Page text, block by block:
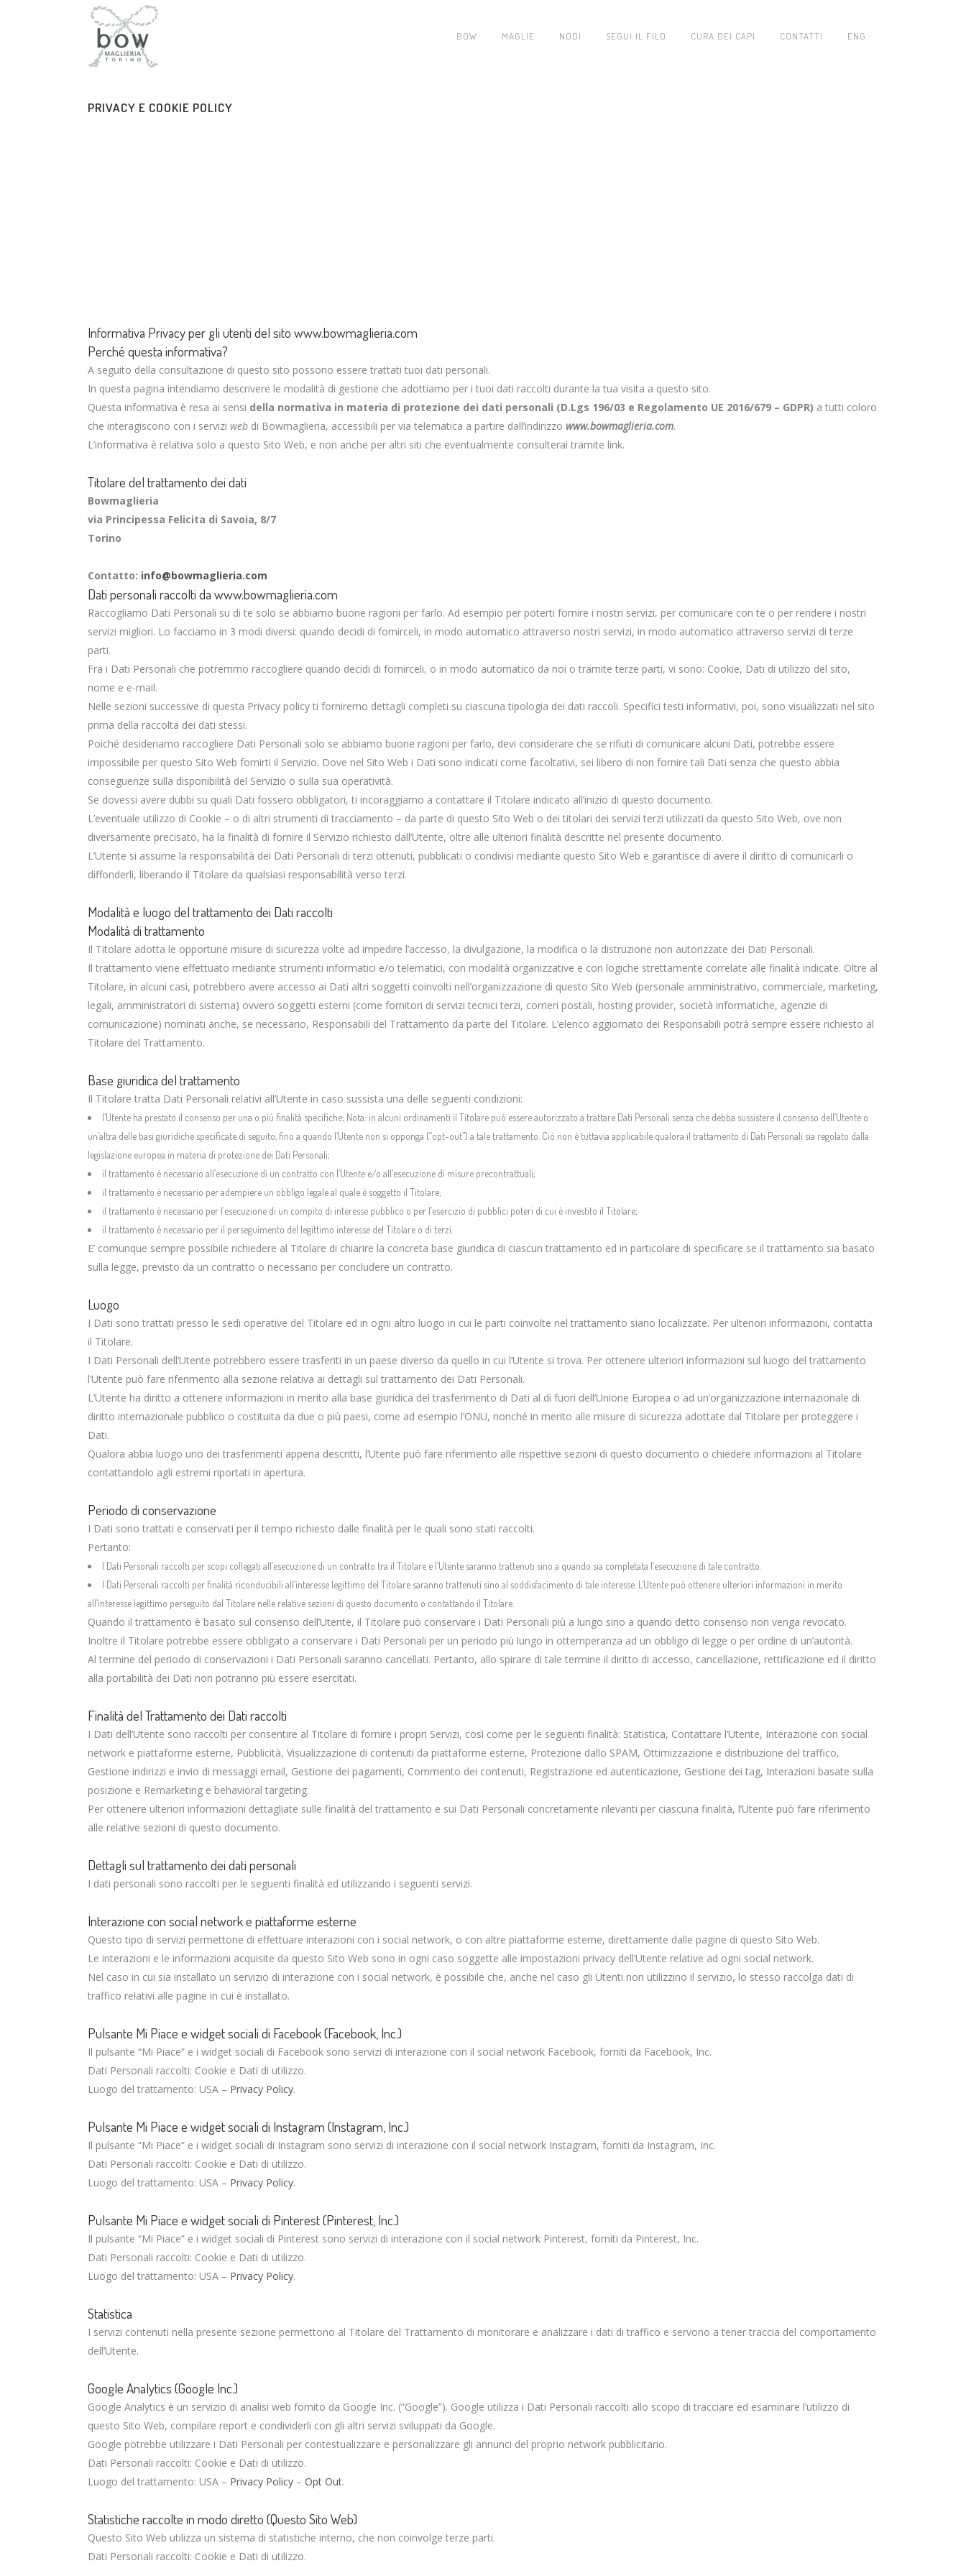
BOW MAGLIE NODI SEGUI IL FILO CURA DEI CAPI CONTATTI ENG
PRIVACY E COOKIE POLICY
Informativa Privacy per gli utenti del sito www.bowmaglieria.com
Perché questa informativa?
A seguito della consultazione di questo sito possono essere trattati tuoi dati personali.
In questa pagina intendiamo descrivere le modalità di gestione che adottiamo per i tuoi dati raccolti durante la tua visita a questo sito.
Questa informativa è resa ai sensi della normativa in materia di protezione dei dati personali (D.Lgs 196/03 e Regolamento UE 2016/679 – GDPR) a tutti coloro
che interagiscono con i servizi web di Bowmaglieria, accessibili per via telematica a partire dall’indirizzo www.bowmaglieria.com.
L’informativa è relativa solo a questo Sito Web, e non anche per altri siti che eventualmente consulterai tramite link.
Titolare del trattamento dei dati
Bowmaglieria
via Principessa Felicita di Savoia, 8/7
Torino
Contatto: info@bowmaglieria.com
Dati personali raccolti da www.bowmaglieria.com
Raccogliamo Dati Personali su di te solo se abbiamo buone ragioni per farlo. Ad esempio per poterti fornire i nostri servizi, per comunicare con te o per rendere i nostri
servizi migliori. Lo facciamo in 3 modi diversi: quando decidi di fornirceli, in modo automatico attraverso nostri servizi, in modo automatico attraverso servizi di terze
parti.
Fra i Dati Personali che potremmo raccogliere quando decidi di fornirceli, o in modo automatico da noi o tramite terze parti, vi sono: Cookie, Dati di utilizzo del sito,
nome e e-mail.
Nelle sezioni successive di questa Privacy policy ti forniremo dettagli completi su ciascuna tipologia dei dati raccoli. Specifici testi informativi, poi, sono visualizzati nel sito
prima della raccolta dei dati stessi.
Poiché desideriamo raccogliere Dati Personali solo se abbiamo buone ragioni per farlo, devi considerare che se rifiuti di comunicare alcuni Dati, potrebbe essere
impossibile per questo Sito Web fornirti il Servizio. Dove nel Sito Web i Dati sono indicati come facoltativi, sei libero di non fornire tali Dati senza che questo abbia
conseguenze sulla disponibilità del Servizio o sulla sua operatività.
Se dovessi avere dubbi su quali Dati fossero obbligatori, ti incoraggiamo a contattare il Titolare indicato all’inizio di questo documento.
L’eventuale utilizzo di Cookie – o di altri strumenti di tracciamento – da parte di questo Sito Web o dei titolari dei servizi terzi utilizzati da questo Sito Web, ove non
diversamente precisato, ha la finalità di fornire il Servizio richiesto dall’Utente, oltre alle ulteriori finalità descritte nel presente documento.
L’Utente si assume la responsabilità dei Dati Personali di terzi ottenuti, pubblicati o condivisi mediante questo Sito Web e garantisce di avere il diritto di comunicarli o
diffonderli, liberando il Titolare da qualsiasi responsabilità verso terzi.
Modalità e luogo del trattamento dei Dati raccolti
Modalità di trattamento
Il Titolare adotta le opportune misure di sicurezza volte ad impedire l’accesso, la divulgazione, la modifica o la distruzione non autorizzate dei Dati Personali.
Il trattamento viene effettuato mediante strumenti informatici e/o telematici, con modalità organizzative e con logiche strettamente correlate alle finalità indicate. Oltre al
Titolare, in alcuni casi, potrebbero avere accesso ai Dati altri soggetti coinvolti nell’organizzazione di questo Sito Web (personale amministrativo, commerciale, marketing,
legali, amministratori di sistema) ovvero soggetti esterni (come fornitori di servizi tecnici terzi, corrieri postali, hosting provider, società informatiche, agenzie di
comunicazione) nominati anche, se necessario, Responsabili del Trattamento da parte del Titolare. L’elenco aggiornato dei Responsabili potrà sempre essere richiesto al
Titolare del Trattamento.
Base giuridica del trattamento
Il Titolare tratta Dati Personali relativi all’Utente in caso sussista una delle seguenti condizioni:
l’Utente ha prestato il consenso per una o più finalità specifiche; Nota: in alcuni ordinamenti il Titolare può essere autorizzato a trattare Dati Personali senza che debba sussistere il consenso dell’Utente o
un’altra delle basi giuridiche specificate di seguito, fino a quando l’Utente non si opponga (“opt-out”) a tale trattamento. Ciò non è tuttavia applicabile qualora il trattamento di Dati Personali sia regolato dalla
legislazione europea in materia di protezione dei Dati Personali;
il trattamento è necessario all’esecuzione di un contratto con l’Utente e/o all’esecuzione di misure precontrattuali;
il trattamento è necessario per adempiere un obbligo legale al quale è soggetto il Titolare;
il trattamento è necessario per l’esecuzione di un compito di interesse pubblico o per l’esercizio di pubblici poteri di cui è investito il Titolare;
il trattamento è necessario per il perseguimento del legittimo interesse del Titolare o di terzi.
E’ comunque sempre possibile richiedere al Titolare di chiarire la concreta base giuridica di ciascun trattamento ed in particolare di specificare se il trattamento sia basato
sulla legge, previsto da un contratto o necessario per concludere un contratto.
Luogo
I Dati sono trattati presso le sedi operative del Titolare ed in ogni altro luogo in cui le parti coinvolte nel trattamento siano localizzate. Per ulteriori informazioni, contatta
il Titolare.
I Dati Personali dell’Utente potrebbero essere trasferiti in un paese diverso da quello in cui l’Utente si trova. Per ottenere ulteriori informazioni sul luogo del trattamento
l’Utente può fare riferimento alla sezione relativa ai dettagli sul trattamento dei Dati Personali.
L’Utente ha diritto a ottenere informazioni in merito alla base giuridica del trasferimento di Dati al di fuori dell’Unione Europea o ad un’organizzazione internazionale di
diritto internazionale pubblico o costituita da due o più paesi, come ad esempio l’ONU, nonché in merito alle misure di sicurezza adottate dal Titolare per proteggere i
Dati.
Qualora abbia luogo uno dei trasferimenti appena descritti, l’Utente può fare riferimento alle rispettive sezioni di questo documento o chiedere informazioni al Titolare
contattandolo agli estremi riportati in apertura.
Periodo di conservazione
I Dati sono trattati e conservati per il tempo richiesto dalle finalità per le quali sono stati raccolti.
Pertanto:
I Dati Personali raccolti per scopi collegati all’esecuzione di un contratto tra il Titolare e l’Utente saranno trattenuti sino a quando sia completata l’esecuzione di tale contratto.
I Dati Personali raccolti per finalità riconducibili all’interesse legittimo del Titolare saranno trattenuti sino al soddisfacimento di tale interesse. L’Utente può ottenere ulteriori informazioni in merito
all’interesse legittimo perseguito dal Titolare nelle relative sezioni di questo documento o contattando il Titolare.
Quando il trattamento è basato sul consenso dell’Utente, il Titolare può conservare i Dati Personali più a lungo sino a quando detto consenso non venga revocato.
Inoltre il Titolare potrebbe essere obbligato a conservare i Dati Personali per un periodo più lungo in ottemperanza ad un obbligo di legge o per ordine di un’autorità.
Al termine del periodo di conservazioni i Dati Personali saranno cancellati. Pertanto, allo spirare di tale termine il diritto di accesso, cancellazione, rettificazione ed il diritto
alla portabilità dei Dati non potranno più essere esercitati.
Finalità del Trattamento dei Dati raccolti
I Dati dell’Utente sono raccolti per consentire al Titolare di fornire i propri Servizi, così come per le seguenti finalità: Statistica, Contattare l’Utente, Interazione con social
network e piattaforme esterne, Pubblicità, Visualizzazione di contenuti da piattaforme esterne, Protezione dallo SPAM, Ottimizzazione e distribuzione del traffico,
Gestione indirizzi e invio di messaggi email, Gestione dei pagamenti, Commento dei contenuti, Registrazione ed autenticazione, Gestione dei tag, Interazioni basate sulla
posizione e Remarketing e behavioral targeting.
Per ottenere ulteriori informazioni dettagliate sulle finalità del trattamento e sui Dati Personali concretamente rilevanti per ciascuna finalità, l’Utente può fare riferimento
alle relative sezioni di questo documento.
Dettagli sul trattamento dei dati personali
I dati personali sono raccolti per le seguenti finalità ed utilizzando i seguenti servizi.
Interazione con social network e piattaforme esterne
Questo tipo di servizi permettone di effettuare interazioni con i social network, o con altre piattaforme esterne, direttamente dalle pagine di questo Sito Web.
Le interazioni e le informazioni acquisite da questo Sito Web sono in ogni caso soggette alle impostazioni privacy dell’Utente relative ad ogni social network.
Nel caso in cui sia installato un servizio di interazione con i social network, è possibile che, anche nel caso gli Utenti non utilizzino il servizio, lo stesso raccolga dati di
traffico relativi alle pagine in cui è installato.
Pulsante Mi Piace e widget sociali di Facebook (Facebook, Inc.)
Il pulsante “Mi Piace” e i widget sociali di Facebook sono servizi di interazione con il social network Facebook, forniti da Facebook, Inc.
Dati Personali raccolti: Cookie e Dati di utilizzo.
Luogo del trattamento: USA – Privacy Policy.
Pulsante Mi Piace e widget sociali di Instagram (Instagram, Inc.)
Il pulsante “Mi Piace” e i widget sociali di Instagram sono servizi di interazione con il social network Instagram, forniti da Instagram, Inc.
Dati Personali raccolti: Cookie e Dati di utilizzo.
Luogo del trattamento: USA – Privacy Policy.
Pulsante Mi Piace e widget sociali di Pinterest (Pinterest, Inc.)
Il pulsante “Mi Piace” e i widget sociali di Pinterest sono servizi di interazione con il social network Pinterest, forniti da Pinterest, Inc.
Dati Personali raccolti: Cookie e Dati di utilizzo.
Luogo del trattamento: USA – Privacy Policy.
Statistica
I servizi contenuti nella presente sezione permettono al Titolare del Trattamento di monitorare e analizzare i dati di traffico e servono a tener traccia del comportamento
dell’Utente.
Google Analytics (Google Inc.)
Google Analytics è un servizio di analisi web fornito da Google Inc. (“Google”). Google utilizza i Dati Personali raccolti allo scopo di tracciare ed esaminare l’utilizzo di
questo Sito Web, compilare report e condividerli con gli altri servizi sviluppati da Google.
Google potrebbe utilizzare i Dati Personali per contestualizzare e personalizzare gli annunci del proprio network pubblicitario.
Dati Personali raccolti: Cookie e Dati di utilizzo.
Luogo del trattamento: USA – Privacy Policy – Opt Out.
Statistiche raccolte in modo diretto (Questo Sito Web)
Questo Sito Web utilizza un sistema di statistiche interno, che non coinvolge terze parti.
Dati Personali raccolti: Cookie e Dati di utilizzo.